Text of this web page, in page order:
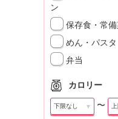
ン
保存食・常
めん・パスタ
弁当
カロリー
▼ 〜